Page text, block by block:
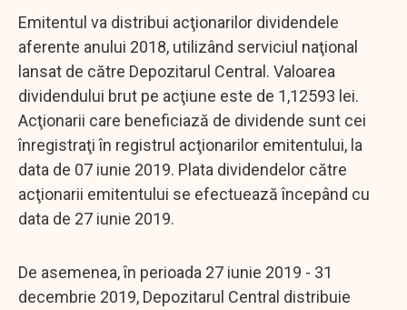
Emitentul va distribui acţionarilor dividendele
aferente anului 2018, utilizând serviciul naţional
lansat de către Depozitarul Central. Valoarea
dividendului brut pe acţiune este de 1,12593 lei.
Acţionarii care beneficiază de dividende sunt cei
înregistraţi în registrul acţionarilor emitentului, la
data de 07 iunie 2019. Plata dividendelor către
acţionarii emitentului se efectuează începând cu
data de 27 iunie 2019.
De asemenea, în perioada 27 iunie 2019 - 31
decembrie 2019, Depozitarul Central distribuie